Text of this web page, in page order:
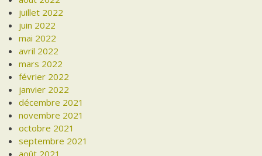
juillet 2022
juin 2022
mai 2022
avril 2022
mars 2022
février 2022
janvier 2022
décembre 2021
novembre 2021
octobre 2021
septembre 2021
août 2021